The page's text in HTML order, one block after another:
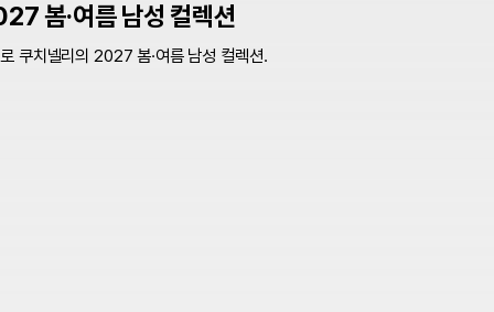
봄·여름 남성 컬렉션
쿠치넬리의 2027 봄·여름 남성 컬렉션.